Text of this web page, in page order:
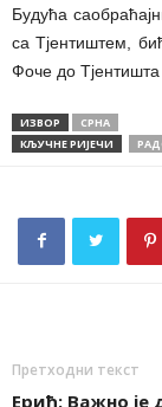
Будућа
са Тјентиштем,
Фоче до Тјентишта
ИЗВОР
СРНА
КЉУЧНЕ РИЈЕЧИ
Претходни текст
Ерић: Важно је